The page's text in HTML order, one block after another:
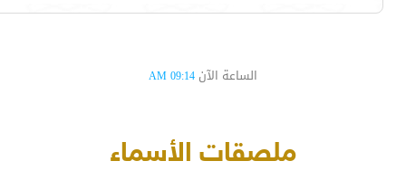
الساعة الآن 09:14 AM
ملصقات الأسماء